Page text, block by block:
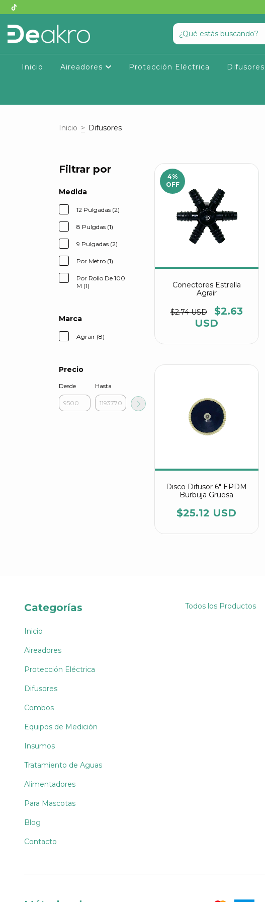
Inicio Aireadores Protección Eléctrica Difusores
Inicio > Difusores
Filtrar por
Medida
12 Pulgadas (2)
8 Pulgdas (1)
9 Pulgadas (2)
Por Metro (1)
Por Rollo De 100
M (1)
Marca
Agrair (8)
Precio
Desde Hasta
4%
OFF
Conectores Estrella
Agrair
$2.74 USD
$2.63
USD
Disco Difusor 6" EPDM
Burbuja Gruesa
$25.12 USD
Categorías
Inicio
Aireadores
Protección Eléctrica
Difusores
Combos
Equipos de Medición
Insumos
Tratamiento de Aguas
Alimentadores
Para Mascotas
Blog
Contacto
Todos los Productos